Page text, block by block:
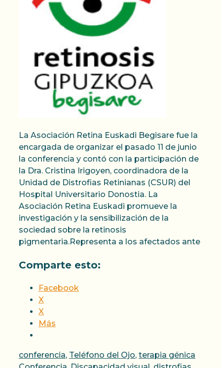
La Asociación Retina Euskadi Begisare fue la
encargada de organizar el pasado 11 de junio
la conferencia y contó con la participación de
la Dra. Cristina Irigoyen, coordinadora de la
Unidad de Distrofias Retinianas (CSUR) del
Hospital Universitario Donostia. La
Asociación Retina Euskadi promueve la
investigación y la sensibilización de la
sociedad sobre la retinosis
pigmentaria.Representa a los afectados ante
Comparte esto:
Facebook
X
X
Más
Categorías
conferencia, Teléfono del Ojo, terapia génica